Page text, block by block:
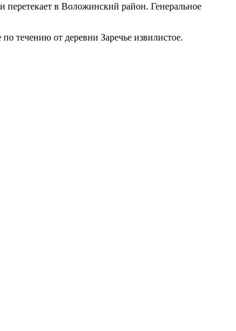
в Воложинский район. Генеральное
течению от деревни Заречье извилистое.